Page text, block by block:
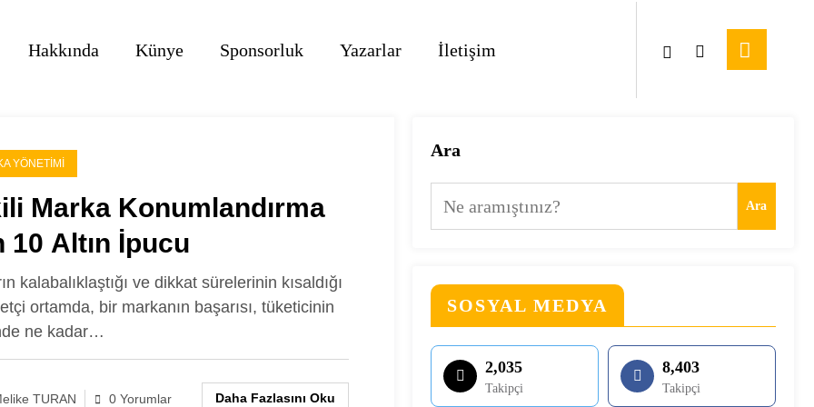
Hakkında Künye Sponsorluk Yazarlar İletişim
YÖNETIMI
Marka Konumlandırma
10 Altın İpucu
kalabalıklaştığı ve dikkat sürelerinin kısaldığı
ortamda, bir markanın başarısı, tüketicinin
ne kadar…
TURAN 0 Yorumlar Daha Fazlasını Oku
Ara
Ara
SOSYAL MEDYA
2,035
Takipçi
8,403
Takipçi